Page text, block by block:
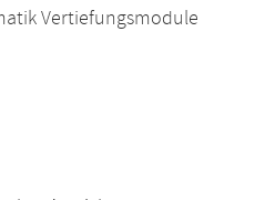
Vertiefungsmodule